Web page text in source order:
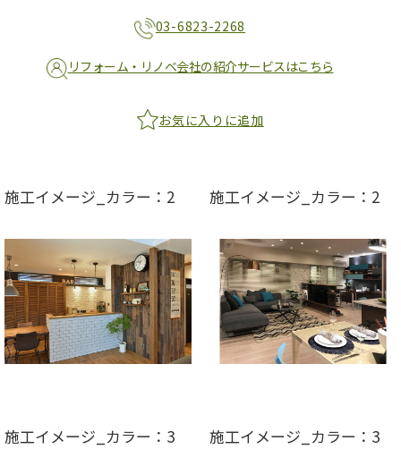
03-6823-2268
リフォーム・リノベ会社の紹介サービスはこちら
お気に入りに追加
施工イメージ_カラー：2 施工イメージ_カラー：2
施工イメージ_カラー：3 施工イメージ_カラー：3